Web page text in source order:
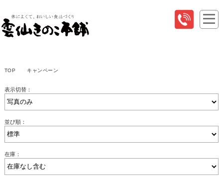
TOP キャンペーン
表示切替：
並び順：
在庫：